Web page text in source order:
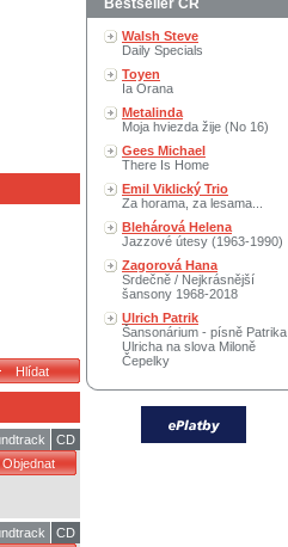
CD
CD
Bestseller ČR
Walsh Steve
Daily Specials
Toyen
Ia Orana
Metalinda
Moja hviezda žije (No 16)
Gees Michael
There Is Home
Emil Viklický Trio
Za horama, za lesama...
Blehárová Helena
Jazzové útesy (1963-1990)
Zagorová Hana
Srdečně / Nejkrásnější
šansony 1968-2018
Ulrich Patrik
Šansonárium - písně Patrika
Ulricha na slova Miloně
Čepelky